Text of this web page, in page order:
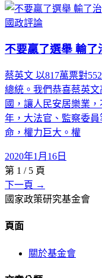
國政評論
不要贏了選舉 輸了
蔡英文 以817萬票對
總統。我們恭喜蔡英
國，讓人民安居樂業
年，大法官、監察委
命，權力巨大。權
2020年1月16日
第 1 / 5 頁
下一頁 →
國家政策研究基金會
頁面
關於基金會